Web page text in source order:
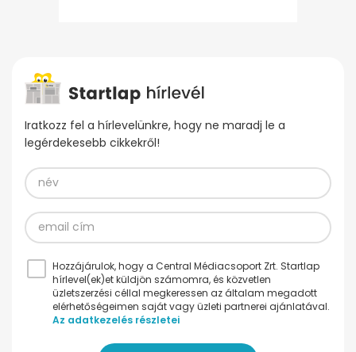
Iratkozz fel a hírlevelünkre, hogy ne maradj le a
legérdekesebb cikkekről!
Hozzájárulok, hogy a Central Médiacsoport Zrt. Startlap
hírlevel(ek)et küldjön számomra, és közvetlen
üzletszerzési céllal megkeressen az általam megadott
elérhetőségeimen saját vagy üzleti partnerei ajánlatával.
Az adatkezelés részletei